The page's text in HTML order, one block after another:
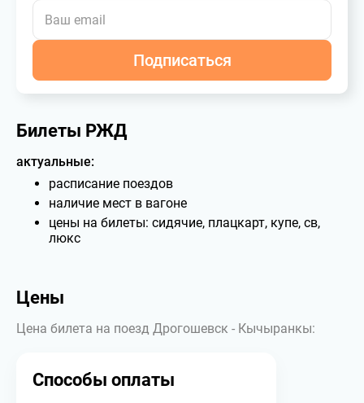
Подписаться
Билеты РЖД
актуальные:
расписание поездов
наличие мест в вагоне
цены на билеты: сидячие, плацкарт, купе, св,
люкс
Цены
Цена билета на поезд Дрогошевск - Кычыранкы:
Способы оплаты